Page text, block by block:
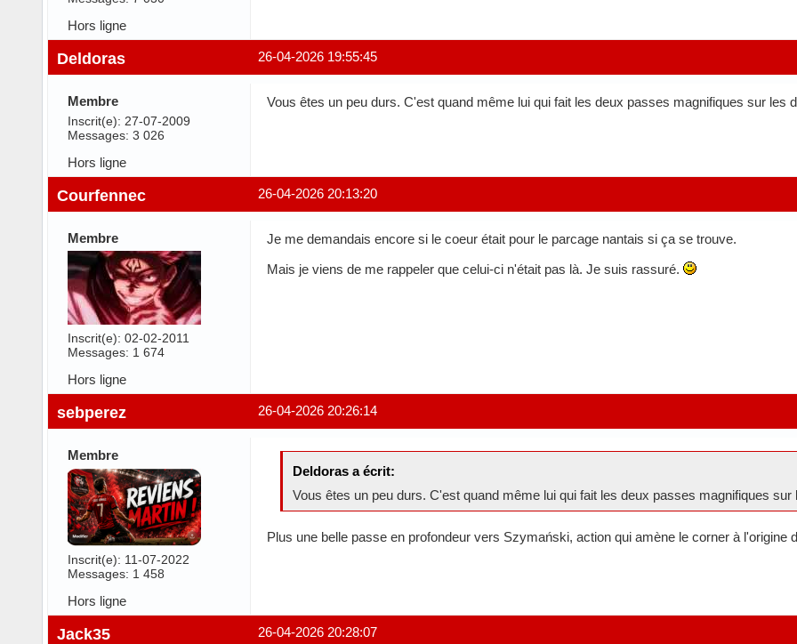
Hors ligne
26-04-2026 19:55:45
Deldoras
Membre
Inscrit(e): 27-07-2009
Messages: 3 026
Vous êtes un peu durs. C'est quand même lui qui fait les deux passes magnifiques sur les
Hors ligne
26-04-2026 20:13:20
Courfennec
Membre
Inscrit(e): 02-02-2011
Messages: 1 674
Je me demandais encore si le coeur était pour le parcage nantais si ça se trouve.
Mais je viens de me rappeler que celui-ci n'était pas là. Je suis rassuré.
Hors ligne
26-04-2026 20:26:14
sebperez
Membre
Inscrit(e): 11-07-2022
Messages: 1 458
Deldoras a écrit:
Vous êtes un peu durs. C'est quand même lui qui fait les deux passes magnifiques
Plus une belle passe en profondeur vers Szymański, action qui amène le corner à l'origine
Hors ligne
26-04-2026 20:28:07
Jack35